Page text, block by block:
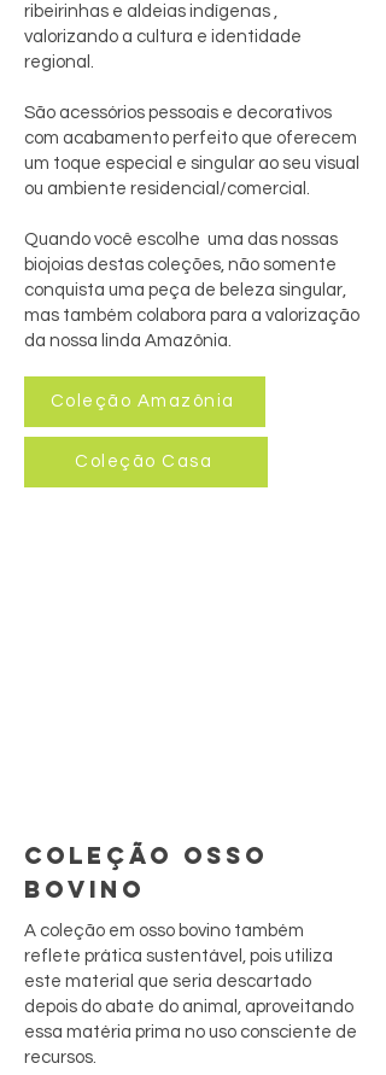
ribeirinhas e aldeias indígenas ,
valorizando a cultura e identidade
regional.
São acessórios pessoais e decorativos
com acabamento perfeito que oferecem
um toque especial e singular ao seu visual
ou ambiente residencial/comercial.
Quando você escolhe uma das nossas
biojoias destas coleções, não somente
conquista uma peça de beleza singular,
mas também colabora para a valorização
da nossa linda Amazônia.
Coleção Amazônia
Coleção Casa
COLEÇÃO OSSO
BOVINO
A coleção em osso bovino também
reflete prática sustentável, pois utiliza
este material que seria descartado
depois do abate do animal, aproveitando
essa matéria prima no uso consciente de
recursos.